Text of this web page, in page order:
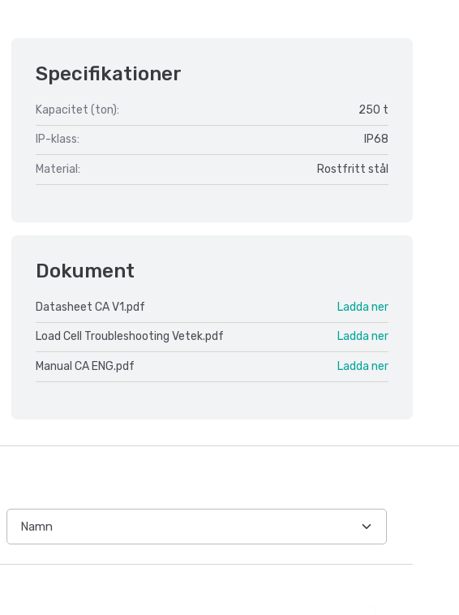
Specifikationer
Kapacitet (ton): 250 t
IP-klass: IP68
Material: Rostfritt stål
Dokument
Datasheet CA V1.pdf Ladda ner
Load Cell Troubleshooting Vetek.pdf Ladda ner
Manual CA ENG.pdf Ladda ner